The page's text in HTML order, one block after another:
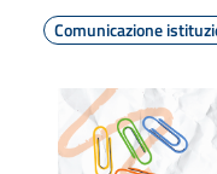
Comunicazione